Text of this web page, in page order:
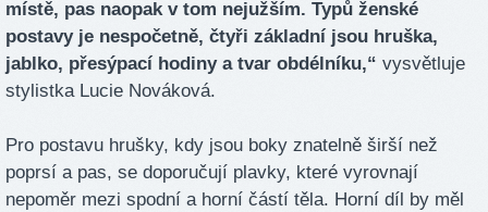
místě, pas naopak v tom nejužším. Typů ženské
postavy je nespočetně, čtyři základní jsou hruška,
jablko, přesýpací hodiny a tvar obdélníku,“ vysvětluje
stylistka Lucie Nováková.
Pro postavu hrušky, kdy jsou boky znatelně širší než
poprsí a pas, se doporučují plavky, které vyrovnají
nepoměr mezi spodní a horní částí těla. Horní díl by měl